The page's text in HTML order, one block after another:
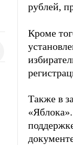
рублей,
Кроме
Также в